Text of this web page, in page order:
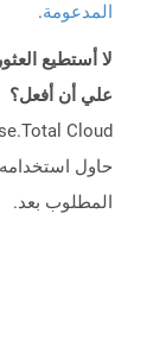
المدعومة.
علي أن أفعل؟
المطلوب بعد.